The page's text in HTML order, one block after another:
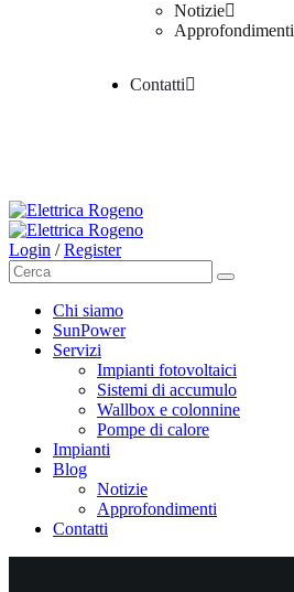
Notizie
Approfondimenti
Contatti
Login / Register
Chi siamo
SunPower
Servizi
Impianti fotovoltaici
Sistemi di accumulo
Wallbox e colonnine
Pompe di calore
Impianti
Blog
Notizie
Approfondimenti
Contatti